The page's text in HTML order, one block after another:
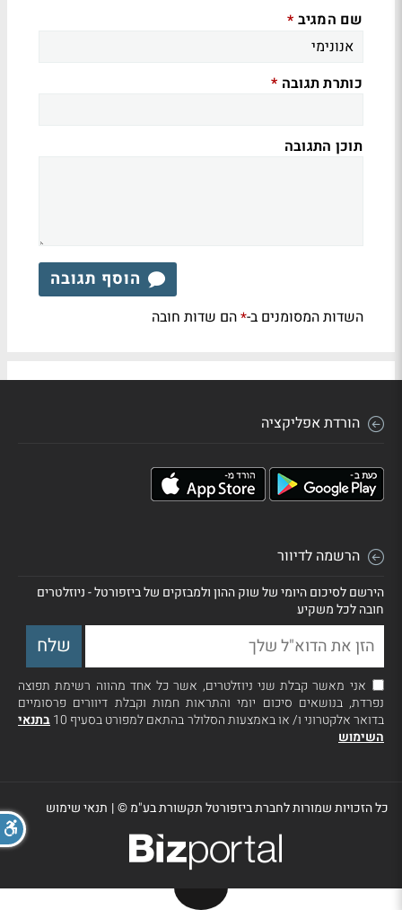
שם המגיב *
כותרת תגובה *
תוכן התגובה
הוסף תגובה
השדות המסומנים ב-*הם שדות חובה
הורדת אפליקציה
הרשמה לדיוור
הירשם לסיכום היומי של שוק ההון ולמבזקים של ביזפורטל - ניוזלטרים
חובה לכל משקיע
אני מאשר קבלת שני ניוזלטרים, אשר כל אחד מהווה רשימת תפוצה
נפרדת, בנושאים סיכום יומי והתראות חמות וקבלת דיוורים פרסומיים
בדואר אלקטרוני ו/ או באמצעות הסלולר בהתאם למפורט בסעיף 10
בתנאי
השימוש
כל הזכויות שמורות לחברת ביזפורטל תקשורת בע"מ ©| תנאי שימוש